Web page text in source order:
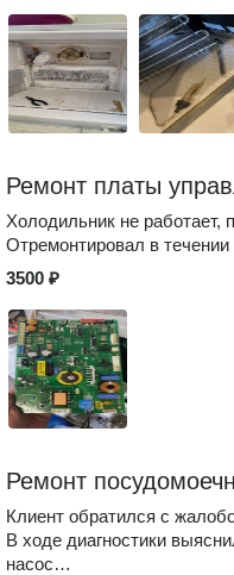
Ремонт платы
Холодильник не
Отремонтировал в
3500 ₽
Ремонт
Клиент обратился с
В ходе диагностики
насос…